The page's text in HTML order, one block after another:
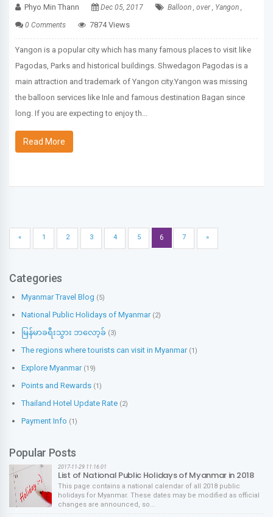
Phyo Min Thann Dec 05, 2017 Balloon , over , Yangon ,
0 Comments 7874 Views
Yangon is a popular city which has many famous places to visit like
Pagodas, Parks and historical buildings. Shwedagon Pagodas is a
main attraction and trademark of Yangon city.Yangon was missing
the balloon services like Inle and famous destination Bagan since
long. If you are expecting to enjoy th...
Read More
« 1 2 3 4 5 6 7 »
Categories
Myanmar Travel Blog (5)
National Public Holidays of Myanmar (2)
မြန်မာခရီးသွား ဘလော့ခ် (3)
The regions where tourists can visit in Myanmar (1)
Explore Myanmar (19)
Points and Rewards (1)
Thailand Hotel Update Rate (2)
Payment Info (1)
Popular Posts
2017-11-29 11:16:01
List of National Public Holidays of Myanmar in 2018
This page contains a national calendar of all 2018 public
holidays for Myanmar. These dates may be modified as official
changes are announced, so...